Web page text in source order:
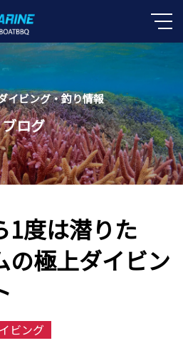
イビング・釣り情報
ブログ
1度は潜りた
の極上ダイビン
ビング